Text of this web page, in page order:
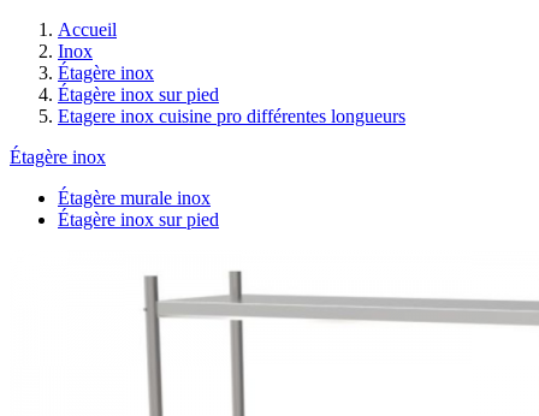
Accueil
Inox
Étagère inox
Étagère inox sur pied
Etagere inox cuisine pro différentes longueurs
Étagère inox
Étagère murale inox
Étagère inox sur pied